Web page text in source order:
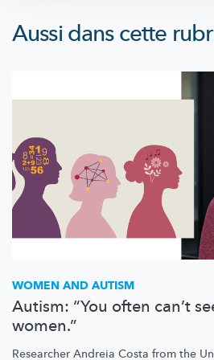
Aussi dans cette
WOMEN AND AUTISM
Autism: “You often can’t
women.”
Researcher Andreia Costa from the